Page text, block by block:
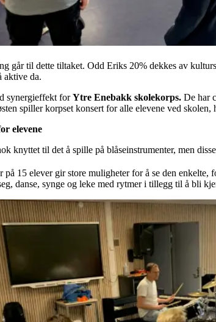
går til dette tiltaket. Odd Eriks 20% dekkes av
aktive da.
synergieffekt forYtre Enebakk skolekorps. De har
spiller korpset konsert for alle elevene ved
elevene
knyttet til det å spille på blåseinstrumenter, men
på 15 elever gir store muligheter for å se den
danse, synge og leke med rytmer i tillegg til å bli